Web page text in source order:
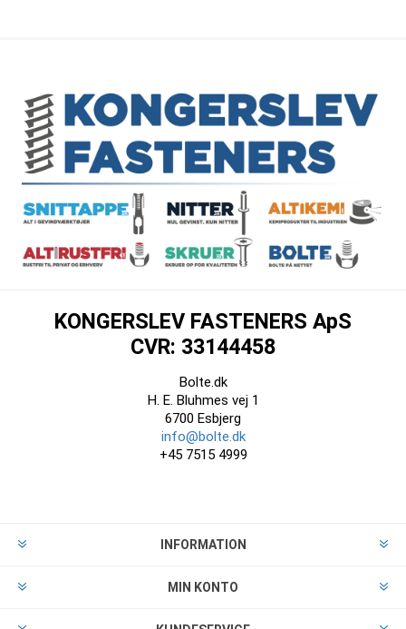
KONGERSLEV FASTENERS ApS
CVR: 33144458
Bolte.dk
H. E. Bluhmes vej 1
6700 Esbjerg
info@bolte.dk
+45 7515 4999
INFORMATION
MIN KONTO